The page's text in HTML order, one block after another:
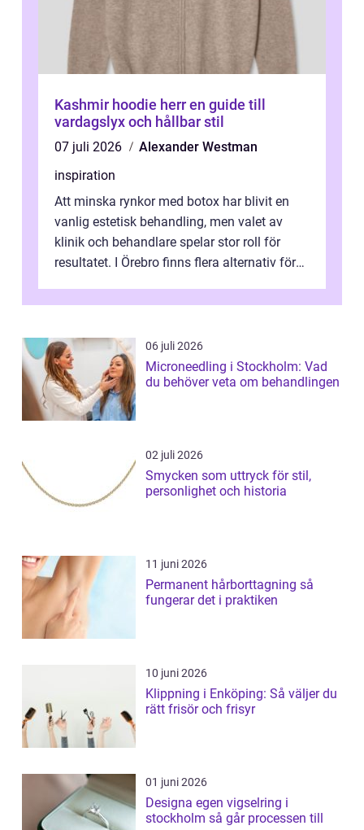
Kashmir hoodie herr en guide till
vardagslyx och hållbar stil
07 juli 2026
Alexander Westman
inspiration
Att minska rynkor med botox har blivit en
vanlig estetisk behandling, men valet av
klinik och behandlare spelar stor roll för
resultatet. I Örebro finns flera alternativ för
06 juli 2026
Microneedling i Stockholm: Vad
du behöver veta om behandlingen
02 juli 2026
Smycken som uttryck för stil,
personlighet och historia
11 juni 2026
Permanent hårborttagning så
fungerar det i praktiken
10 juni 2026
Klippning i Enköping: Så väljer du
rätt frisör och frisyr
01 juni 2026
Designa egen vigselring i
stockholm så går processen till